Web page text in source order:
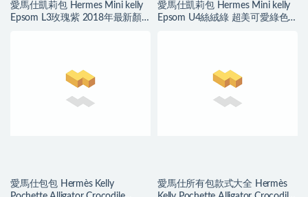
愛馬仕凱莉包 Hermes Mini kelly
Epsom L3玫瑰紫 2018年最新顏
愛馬仕凱莉包 Hermes Mini kelly
Epsom U4絲絨綠 超美可愛綠色
愛馬仕包包 Hermès Kelly
愛馬仕所有包款式大全 Hermès